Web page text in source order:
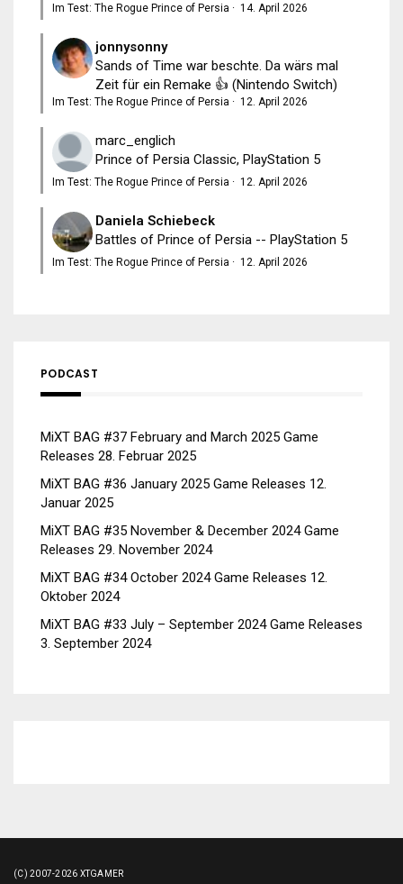
Im Test: The Rogue Prince of Persia · 14. April 2026
jonnysonny
Sands of Time war beschte. Da wärs mal
Zeit für ein Remake 👍 (Nintendo Switch)
Im Test: The Rogue Prince of Persia · 12. April 2026
marc_englich
Prince of Persia Classic, PlayStation 5
Im Test: The Rogue Prince of Persia · 12. April 2026
Daniela Schiebeck
Battles of Prince of Persia -- PlayStation 5
Im Test: The Rogue Prince of Persia · 12. April 2026
PODCAST
MiXT BAG #37 February and March 2025 Game
Releases 28. Februar 2025
MiXT BAG #36 January 2025 Game Releases 12.
Januar 2025
MiXT BAG #35 November & December 2024 Game
Releases 29. November 2024
MiXT BAG #34 October 2024 Game Releases 12.
Oktober 2024
MiXT BAG #33 July – September 2024 Game Releases
3. September 2024
(C) 2007-2026 XTGAMER